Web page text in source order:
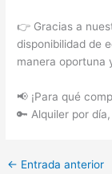
👉 Gracias a
disponibilidad de
manera oportuna
📢 ¡Para qué
🔑 Alquiler por
← Entrada anterior